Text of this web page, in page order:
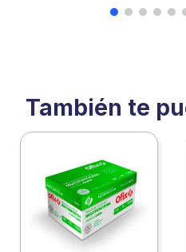
También te